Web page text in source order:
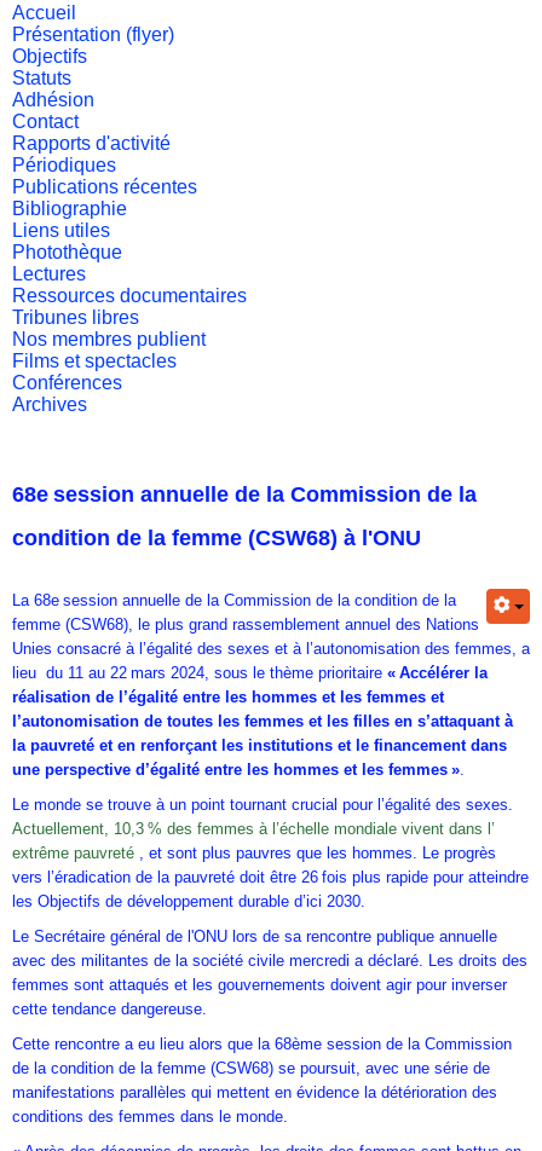
Accueil
Présentation (flyer)
Objectifs
Statuts
Adhésion
Contact
Rapports d'activité
Périodiques
Publications récentes
Bibliographie
Liens utiles
Photothèque
Lectures
Ressources documentaires
Tribunes libres
Nos membres publient
Films et spectacles
Conférences
Archives
68e session annuelle de la Commission de la
condition de la femme (CSW68) à l'ONU
La 68e session annuelle de la Commission de la condition de la
femme (CSW68), le plus grand rassemblement annuel des Nations
Unies consacré à l’égalité des sexes et à l’autonomisation des femmes, a
lieu du 11 au 22 mars 2024, sous le thème prioritaire « Accélérer la
réalisation de l’égalité entre les hommes et les femmes et
l’autonomisation de toutes les femmes et les filles en s’attaquant à
la pauvreté et en renforçant les institutions et le financement dans
une perspective d’égalité entre les hommes et les femmes ».
Le monde se trouve à un point tournant crucial pour l’égalité des sexes.
Actuellement, 10,3 % des femmes à l’échelle mondiale vivent dans l’
extrême pauvreté , et sont plus pauvres que les hommes. Le progrès
vers l’éradication de la pauvreté doit être 26 fois plus rapide pour atteindre
les Objectifs de développement durable d’ici 2030.
Le Secrétaire général de l'ONU lors de sa rencontre publique annuelle
avec des militantes de la société civile mercredi a déclaré. Les droits des
femmes sont attaqués et les gouvernements doivent agir pour inverser
cette tendance dangereuse.
Cette rencontre a eu lieu alors que la 68ème session de la Commission
de la condition de la femme (CSW68) se poursuit, avec une série de
manifestations parallèles qui mettent en évidence la détérioration des
conditions des femmes dans le monde.